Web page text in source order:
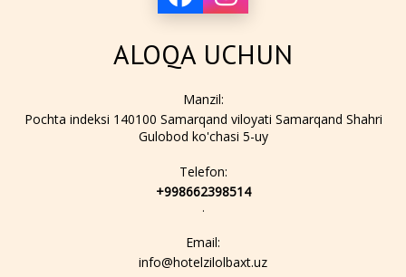
ALOQA UCHUN
Manzil:
Pochta indeksi 140100 Samarqand viloyati Samarqand Shahri
Gulobod ko'chasi 5-uy
Telefon:
+998662398514
.
Email:
info@hotelzilolbaxt.uz